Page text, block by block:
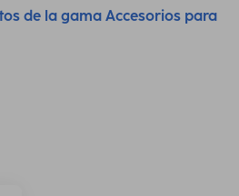
de la gama Accesorios para